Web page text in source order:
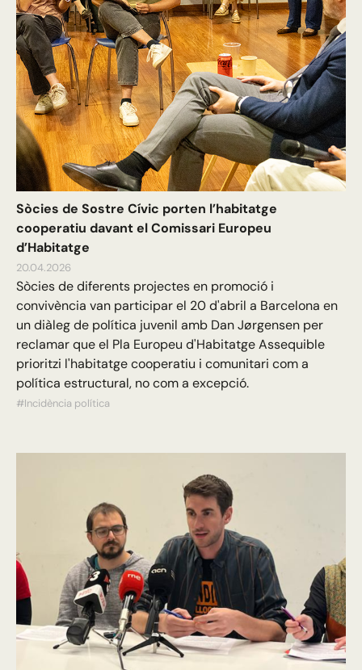
Sòcies de Sostre Cívic porten l’habitatge
cooperatiu davant el Comissari Europeu
d’Habitatge
20.04.2026
Sòcies de diferents projectes en promoció i
convivència van participar el 20 d'abril a Barcelona en
un diàleg de política juvenil amb Dan Jørgensen per
reclamar que el Pla Europeu d'Habitatge Assequible
prioritzi l'habitatge cooperatiu i comunitari com a
política estructural, no com a excepció.
#Incidència política